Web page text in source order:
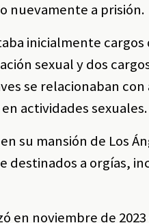
nuevamente a prisión.
inicialmente
sexual y dos
se relacionaban
actividades sexuales.
su mansión de Los
destinados a orgías,
en noviembre de